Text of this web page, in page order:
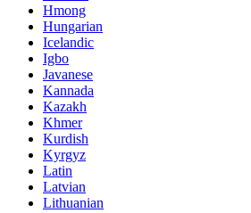
Hmong
Hungarian
Icelandic
Igbo
Javanese
Kannada
Kazakh
Khmer
Kurdish
Kyrgyz
Latin
Latvian
Lithuanian